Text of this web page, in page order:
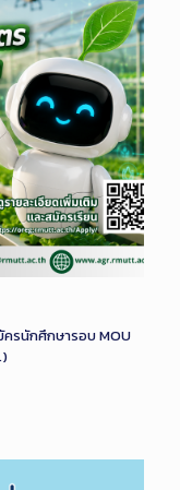
รนักศึกษารอบ MOU